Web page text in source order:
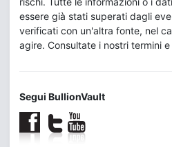
essere già stati superati dagli
verificati con un'altra fonte, nel
agire. Consultate i nostri termini
Segui BullionVault